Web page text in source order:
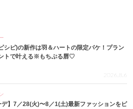
シピ)の新作は羽＆ハートの限定パケ！プラン
トで叶える※もちぷる唇♡
2026.8.6
デ】7／28(火)〜8／1(土)最新ファッションをピ